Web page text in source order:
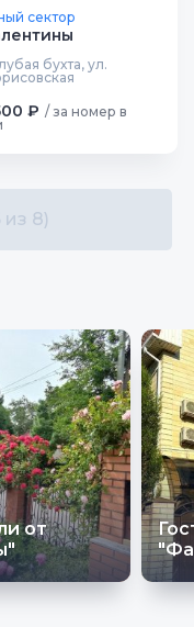
сектор
бухта, ул.
₽ / за номер в
из 8)
от